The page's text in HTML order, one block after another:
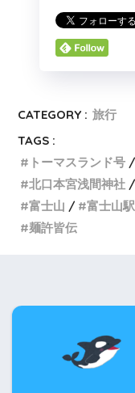
CATEGORY : 旅行
TAGS :
トーマスランド号
北口本宮浅間神社
富士山
富士山駅
麺許皆伝